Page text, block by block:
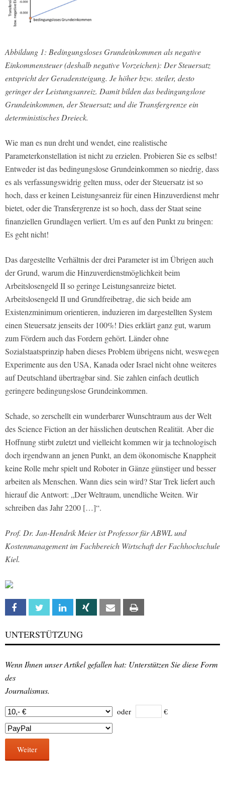
Abbildung 1: Bedingungsloses Grundeinkommen als negative
Einkommensteuer (deshalb negative Vorzeichen): Der Steuersatz
entspricht der Geradensteigung. Je höher bzw. steiler, desto
geringer der Leistungsanreiz. Damit bilden das bedingungslose
Grundeinkommen, der Steuersatz und die Transfergrenze ein
deterministisches Dreieck.
Wie man es nun dreht und wendet, eine realistische
Parameterkonstellation ist nicht zu erzielen. Probieren Sie es selbst!
Entweder ist das bedingungslose Grundeinkommen so niedrig, dass
es als verfassungswidrig gelten muss, oder der Steuersatz ist so
hoch, dass er keinen Leistungsanreiz für einen Hinzuverdienst mehr
bietet, oder die Transfergrenze ist so hoch, dass der Staat seine
finanziellen Grundlagen verliert. Um es auf den Punkt zu bringen:
Es geht nicht!
Das dargestellte Verhältnis der drei Parameter ist im Übrigen auch
der Grund, warum die Hinzuverdienstmöglichkeit beim
Arbeitslosengeld II so geringe Leistungsanreize bietet.
Arbeitslosengeld II und Grundfreibetrag, die sich beide am
Existenzminimum orientieren, induzieren im dargestellten System
einen Steuersatz jenseits der 100%! Dies erklärt ganz gut, warum
zum Fördern auch das Fordern gehört. Länder ohne
Sozialstaatsprinzip haben dieses Problem übrigens nicht, weswegen
Experimente aus den USA, Kanada oder Israel nicht ohne weiteres
auf Deutschland übertragbar sind. Sie zahlen einfach deutlich
geringere bedingungslose Grundeinkommen.
Schade, so zerschellt ein wunderbarer Wunschtraum aus der Welt
des Science Fiction an der hässlichen deutschen Realität. Aber die
Hoffnung stirbt zuletzt und vielleicht kommen wir ja technologisch
doch irgendwann an jenen Punkt, an dem ökonomische Knappheit
keine Rolle mehr spielt und Roboter in Gänze günstiger und besser
arbeiten als Menschen. Wann dies sein wird? Star Trek liefert auch
hierauf die Antwort: „Der Weltraum, unendliche Weiten. Wir
schreiben das Jahr 2200 […]“.
Prof. Dr. Jan-Hendrik Meier ist Professor für ABWL und
Kostenmanagement im Fachbereich Wirtschaft der Fachhochschule
Kiel.
Facebook Twitter Linkedin Xing Email
UNTERSTÜTZUNG
Wenn Ihnen unser Artikel gefallen hat: Unterstützen Sie diese Form
des
Journalismus.
oder €
Weiter